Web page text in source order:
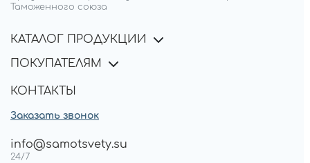
Таможенного союза
КАТАЛОГ ПРОДУКЦИИ
ПОКУПАТЕЛЯМ
КОНТАКТЫ
Заказать звонок
info@samotsvety.su
24/7